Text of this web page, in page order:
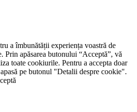
a îmbunătății experiența voastră de
Prin apăsarea butonului “Acceptă”, vă
toate cookiurile. Pentru a accepta doar
pe butonul "Detalii despre cookie".